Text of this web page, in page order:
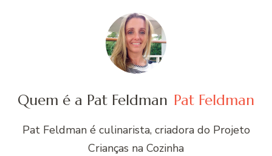
Quem é a Pat Feldman Pat Feldman
Pat Feldman é culinarista, criadora do Projeto
Crianças na Cozinha